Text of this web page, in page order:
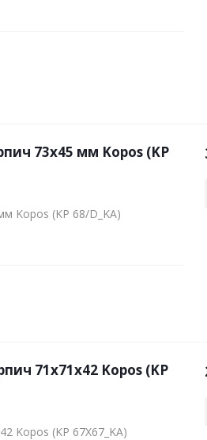
73х45 мм Kopos (KP
Kopos (KP 68/D_KA)
71х71х42 Kopos (KP
Kopos (KP 67X67_KA)